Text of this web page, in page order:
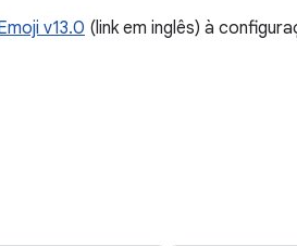
v13.0 (link em inglês) à